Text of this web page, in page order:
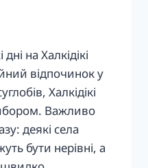
на Халкідікі
відпочинок у
Халкідікі
Важливо
деякі села
бути нерівні, а